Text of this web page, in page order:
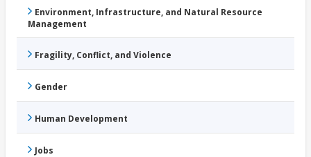
Environment, Infrastructure, and Natural Resource
Management
Fragility, Conflict, and Violence
Gender
Human Development
Jobs